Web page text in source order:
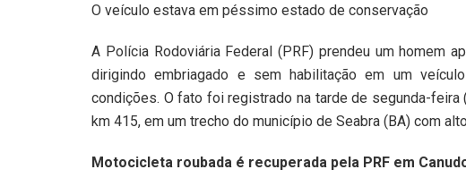
O veículo estava em péssimo estado de conservação
A Polícia Rodoviária Federal (PRF) prendeu um homem
dirigindo embriagado e sem habilitação em um
condições. O fato foi registrado na tarde de segunda-feira
km 415, em um trecho do município de Seabra (BA) com
Motocicleta roubada é recuperada pela PRF em